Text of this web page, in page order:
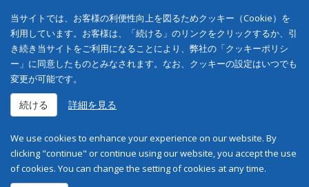
当サイトでは、お客様の利便性向上を図るためクッキー（Cookie）を
利用しています。お客様は、「続ける」のリンクをクリックするか、引
き続き当サイトをご利用になることにより、弊社の「クッキーポリシ
ー」に同意したものとみなされます。なお、クッキーの設定はいつでも
変更が可能です。
続ける 詳細を見る
We use cookies to enhance your experience on our website. By
clicking "continue" or continue using our website, you accept the use
of cookies. You can change the setting of cookies at any time.